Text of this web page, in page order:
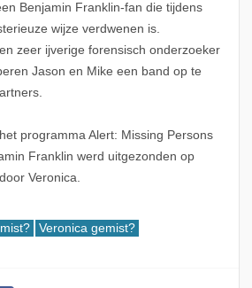
Benjamin Franklin-fan die tijdens
wijze verdwenen is.
zeer ijverige forensisch onderzoeker
Jason en Mike een band op te
programma Alert: Missing Persons
Franklin werd uitgezonden op
Veronica.
Veronica gemist?